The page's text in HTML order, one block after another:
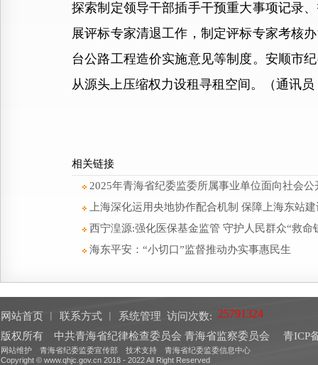
探索制定领导干部插手干预重大事项记录
展评标专家清退工作，制定评标专家考核
台公路工程造价实施意见等制度。安顺市
从源头上压缩权力设租寻租空间。（通讯
相关链接
2025年青海省纪委监委所属事业单位面向社会
上海深化运用央地协作配合机制 保障上海东站
西宁湟源:强化医保基金监管 守护人民群众“救命
海东平安：“小切口”监督推动办实事惠民生
网站首页 联系方式 系统管理 访问次数:
版权所有 中共青海省纪律检查委员会 青海省监察委员会
青ICP
网站维护 青海省纪委监委宣传部 技术支持 青海省纪委监委信息中心
Copyright © www.qhjc.gov.cn 2018 - 2022 All Right Reserved